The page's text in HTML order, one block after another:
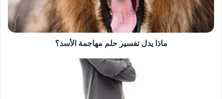
ماذا يدل تفسير حلم مهاجمة الأسد؟